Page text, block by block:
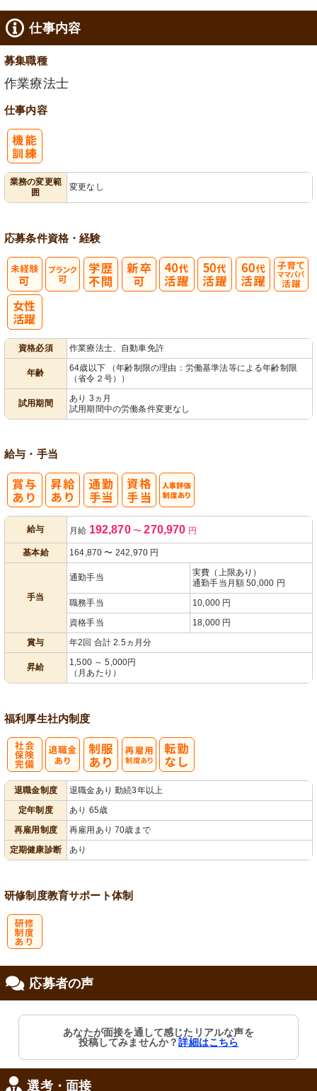
仕事内容
募集職種
作業療法士
仕事内容
業務の変更範
囲
変更なし
応募条件資格・経験
資格必須 作業療法士、自動車免許
年齢
64歳以下 （年齢制限の理由：労働基準法等による年齢制限
（省令２号））
試用期間
あり 3ヵ月
試用期間中の労働条件変更なし
給与・手当
給与 月給 192,870 〜 270,970 円
基本給 164,870 〜 242,970 円
手当
通勤手当
実費（上限あり）
通勤手当月額 50,000 円
職務手当
10,000 円
資格手当
18,000 円
賞与
年2回 合計 2.5ヵ月分
昇給
1,500 ～ 5,000円
（月あたり）
福利厚生社内制度
退職金制度
退職金あり 勤続3年以上
定年制度
あり 65歳
再雇用制度
再雇用あり 70歳まで
定期健康診断
あり
研修制度教育サポート体制
応募者の声
あなたが面接を通して感じたリアルな声を
投稿してみませんか？詳細はこちら
選考・面接